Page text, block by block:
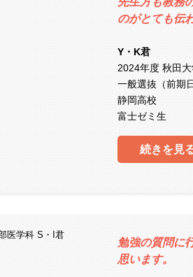
のがとても伝
Y・K君
2024年度 秋田
一般選抜（前期
静岡高校
富士ゼミ生
続きを見
勉強の質問に
思います。